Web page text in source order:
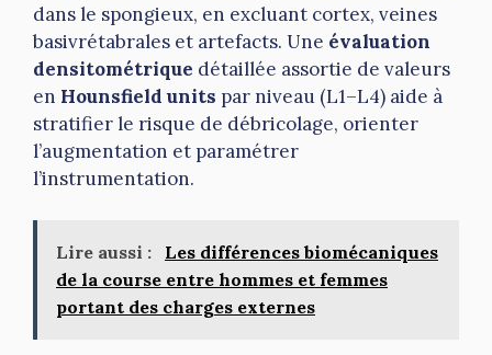
dans le spongieux, en excluant cortex, veines
basivrétabrales et artefacts. Une évaluation
densitométrique détaillée assortie de valeurs
en Hounsfield units par niveau (L1–L4) aide à
stratifier le risque de débricolage, orienter
l’augmentation et paramétrer
l’instrumentation.
Lire aussi :
Les différences biomécaniques
de la course entre hommes et femmes
portant des charges externes